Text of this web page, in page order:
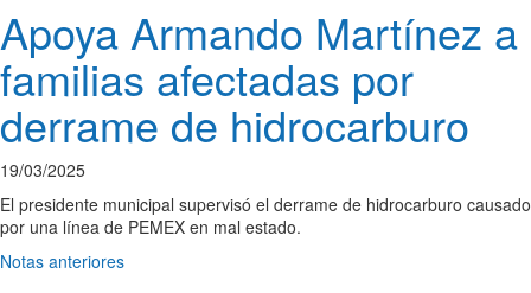
Apoya Armando Martínez a
familias afectadas por
derrame de hidrocarburo
19/03/2025
El presidente municipal supervisó el derrame de hidrocarburo causado
por una línea de PEMEX en mal estado.
Notas anteriores